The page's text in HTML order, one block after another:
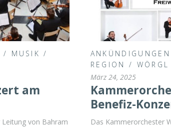
/ MUSIK /
am
von Bahram
ANKÜNDIGUNGEN
REGION
/ WÖRGL
März 24, 2025
Benefiz-
Das Kammerorchester